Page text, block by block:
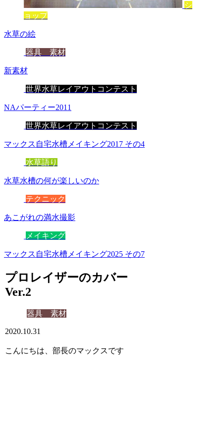
シ
ョップ
水草の絵
器具 素材
新素材
世界水草レイアウトコンテスト
NAパーティー2011
世界水草レイアウトコンテスト
マックス自宅水槽メイキング2017 その4
水草語り
水草水槽の何が楽しいのか
テクニック
あこがれの満水撮影
メイキング
マックス自宅水槽メイキング2025 その7
プロレイザーのカバー
Ver.2
器具 素材
2020.10.31
こんにちは、部長のマックスです